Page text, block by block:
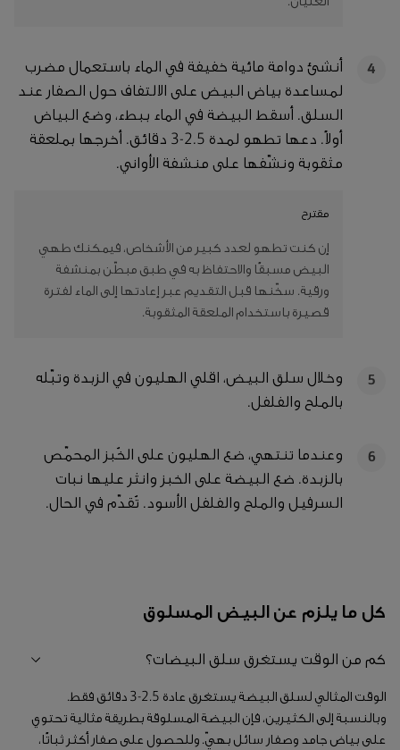
4
أنشئ دوامة مائية خفيفة في الماء باستعمال مضرب
لمساعدة بياض البيض على الالتفاف حول الصفار عند
السلق. أسقط البيضة في الماء ببطء، وضع البياض
أولاً. دعها تطهو لمدة 2.5-3 دقائق. أخرجها بملعقة
مثقوبة ونشّفها على منشفة الأواني.
مقترح
إن كنت تطهو لعدد كبير من الأشخاص، فيمكنك طهي
البيض مسبقًا والاحتفاظ به في طبق مبطّن بمنشفة
ورقية. سخّنها قبل التقديم عبر إعادتها إلى الماء لفترة
قصيرة باستخدام الملعقة المثقوبة.
5
وخلال سلق البيض، اقلي الهليون في الزبدة وتبّله
بالملح والفلفل.
6
وعندما تنتهي، ضع الهليون على الخُبز المحمّص
بالزبدة. ضع البيضة على الخبز وانثر عليها نبات
السرفيل والملح والفلفل الأسود. تُقدّم في الحال.
كل ما يلزم عن البيض المسلوق
كم من الوقت يستغرق سلق البيضات؟
الوقت المثالي لسلق البيضة يستغرق عادة 2.5-3 دقائق فقط.
وبالنسبة إلى الكثيرين، فإن البيضة المسلوقة بطريقة مثالية تحتوي
على بياض جامد وصفار سائل بهيّ. وللحصول على صفار أكثر ثباتًا،